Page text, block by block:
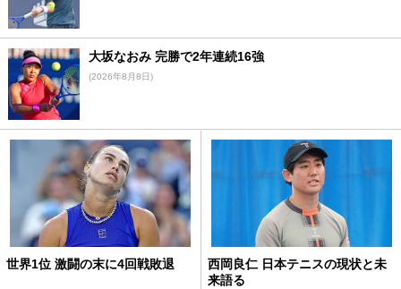
大坂なおみ 完勝で2年連続16強
(2026年8月8日)
世界1位 激闘の末に4回戦敗退
西岡良仁 日本テニスの現状と未
来語る